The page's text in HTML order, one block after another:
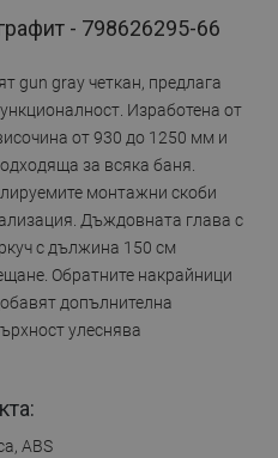
- 798626295-66
gun gray четкан, предлага
Изработена от
от 930 до 1250 мм и
за всяка баня.
монтажни скоби
Дъждовната глава с
с дължина 150 см
Обратните накрайници
допълнителна
улеснява
ABS